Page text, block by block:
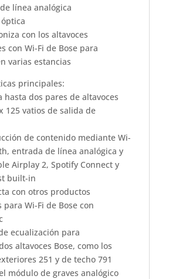
línea analógica
con los altavoces
con Wi-Fi de Bose para
varias estancias
principales:
hasta dos pares de altavoces
125 vatios de salida de
de contenido mediante Wi-
entrada de línea analógica y
Airplay 2, Spotify Connect y
built-in
con otros productos
Wi-Fi de Bose con
ecualización para
altavoces Bose, como los
251 y de techo 791
módulo de graves analógico